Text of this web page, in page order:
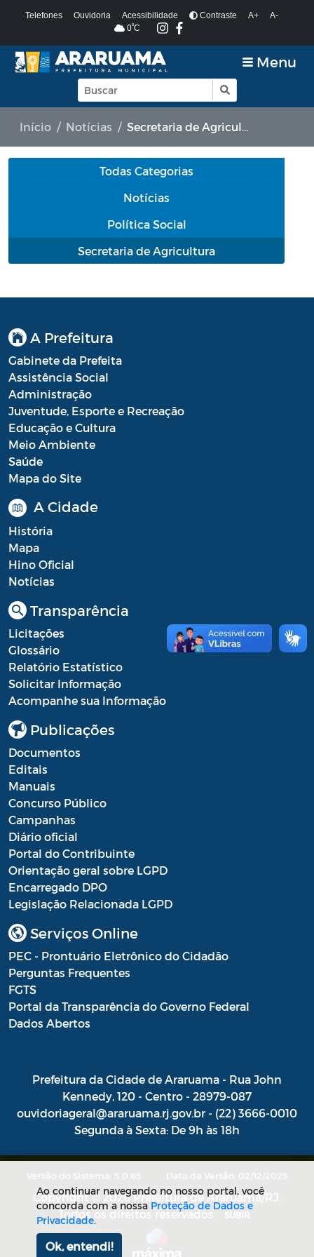
Telefones Ouvidoria Acessibilidade Contraste A+
A-
0ºC
Menu
Início Notícias Secretaria de Agricultura
Todas Categorias
Notícias
Política Social
Secretaria de Agricultura
A Prefeitura
Gabinete da Prefeita
Assistência Social
Administração
Juventude, Esporte e Recreação
Educação e Cultura
Meio Ambiente
Saúde
Mapa do Site
A Cidade
História
Mapa
Hino Oficial
Notícias
Transparência
Licitações
Glossário
Relatório Estatístico
Solicitar Informação
Acompanhe sua Informação
Publicações
Documentos
Editais
Manuais
Concurso Público
Campanhas
Diário oficial
Portal do Contribuinte
Orientação geral sobre LGPD
Encarregado DPO
Legislação Relacionada LGPD
Serviços Online
PEC - Prontuário Eletrônico do Cidadão
Perguntas Frequentes
FGTS
Portal da Transparência do Governo Federal
Dados Abertos
Prefeitura da Cidade de Araruama - Rua John
Kennedy, 120 - Centro - 28979-087
ouvidoriageral@araruama.rj.gov.br - (22) 3666-0010
Segunda à Sexta: De 9h às 18h
Versão do Sistema: 5.0.65 Data da Versão: 02/12/2025
Copyright © 2026 Prefeitura de Araruama/RJ.
Todos os direitos reservados.
SUBIR
Ao continuar navegando no nosso portal, você
concorda com a nossaProteção de Dados e
Privacidade.
Ok, entendi!